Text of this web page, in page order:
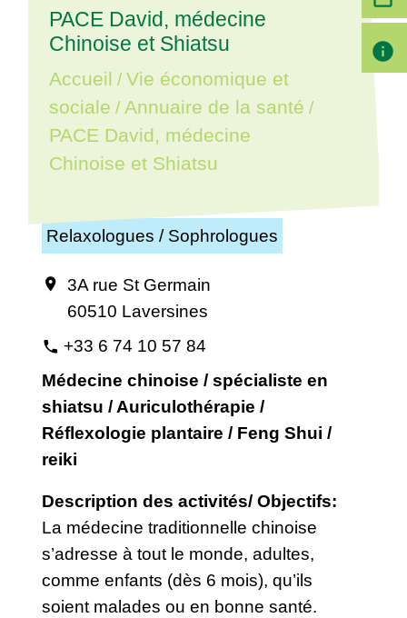
PACE David, médecine
Chinoise et Shiatsu
Accueil / Vie économique et
sociale / Annuaire de la santé /
PACE David, médecine
Chinoise et Shiatsu
Relaxologues / Sophrologues
location_on
3A rue St Germain
60510 Laversines
phone +33 6 74 10 57 84
Médecine chinoise / spécialiste en
shiatsu / Auriculothérapie /
Réflexologie plantaire / Feng Shui /
reiki
Description des activités/ Objectifs:
La médecine traditionnelle chinoise
s’adresse à tout le monde, adultes,
comme enfants (dès 6 mois), qu’ils
soient malades ou en bonne santé.
info